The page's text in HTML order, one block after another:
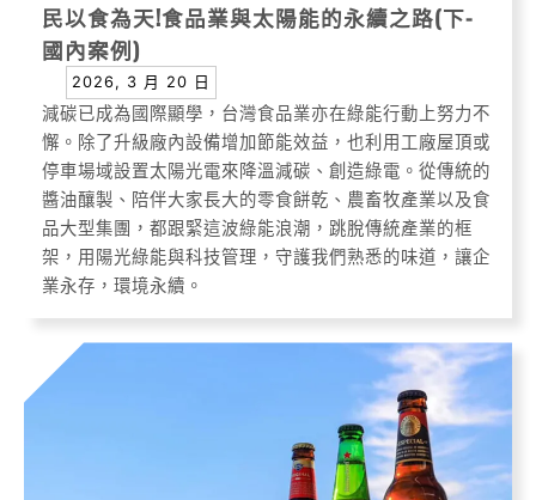
民以食為天!食品業與太陽能的永續之路(下-
國內案例)
2026, 3 月 20 日
減碳已成為國際顯學，台灣食品業亦在綠能行動上努力不
懈。除了升級廠內設備增加節能效益，也利用工廠屋頂或
停車場域設置太陽光電來降溫減碳、創造綠電。從傳統的
醬油釀製、陪伴大家長大的零食餅乾、農畜牧產業以及食
品大型集團，都跟緊這波綠能浪潮，跳脫傳統產業的框
架，用陽光綠能與科技管理，守護我們熟悉的味道，讓企
業永存，環境永續。